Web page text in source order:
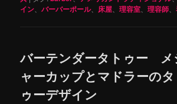
イン 、バーバーポール、 床屋 、理容室 、理容師 、
バーテンダータトゥー メ
ャーカップとマドラーのタ
ゥーデザイン